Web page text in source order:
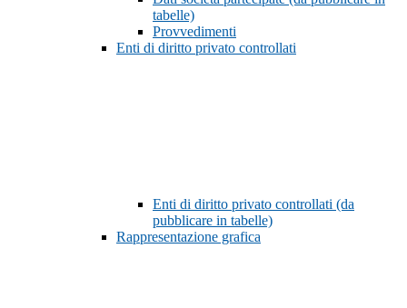
tabelle)
Provvedimenti
Enti di diritto privato controllati
Enti di diritto privato controllati (da
pubblicare in tabelle)
Rappresentazione grafica